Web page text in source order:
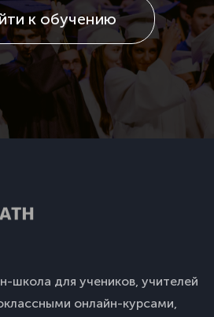
к обучению
школа для учеников, учителей
онлайн-курсами,